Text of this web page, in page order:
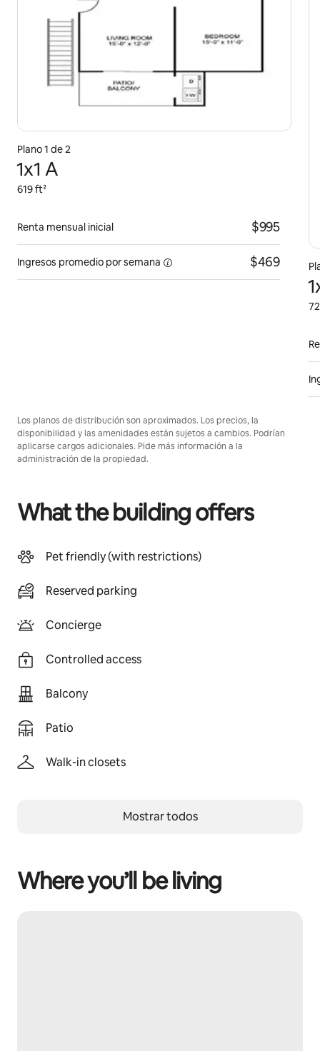
Plano 1 de 2
1x1 A
619 ft²
Renta mensual inicial $995
Ingresos promedio porsemana $469
Los planos de distribución son aproximados. Los precios, la
disponibilidad y las amenidades están sujetos a cambios. Podrían
aplicarse cargos adicionales. Pide más información a la
administración de la propiedad.
What the building offers
Pet friendly (with restrictions)
Reserved parking
Concierge
Controlled access
Balcony
Patio
Walk-in closets
Mostrar todos
Where you’ll be living